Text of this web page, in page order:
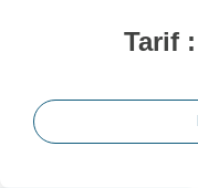
Tarif :